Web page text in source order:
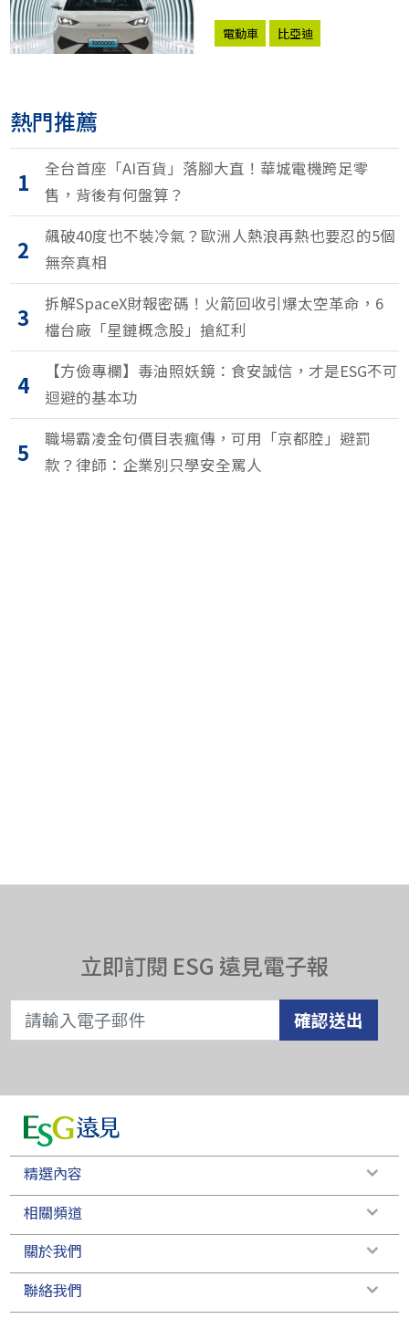
電動車 比亞迪
熱門推薦
1
全台首座「AI百貨」落腳大直！華城電機跨足零
售，背後有何盤算？
2
飆破40度也不裝冷氣？歐洲人熱浪再熱也要忍的5個
無奈真相
3
拆解SpaceX財報密碼！火箭回收引爆太空革命，6
檔台廠「星鏈概念股」搶紅利
4
【方儉專欄】毒油照妖鏡：食安誠信，才是ESG不可
迴避的基本功
5
職場霸凌金句價目表瘋傳，可用「京都腔」避罰
款？律師：企業別只學安全罵人
立即訂閱 ESG 遠見電子報
確認送出
精選內容
相關頻道
關於我們
聯絡我們